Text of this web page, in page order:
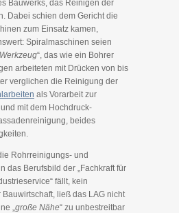
Bauwerks, das Reinigen der
Dabei schien dem Gericht die
zum Einsatz kamen,
Spiralmaschinen seien
“, das wie ein Bohrer
arbeiteten mit Drücken von bis
verglichen die Reinigung der
als Vorarbeit zur
mit dem Hochdruck-
beides
Rohrreinigungs- und
das Berufsbild der „Fachkraft für
fällt, kein
Bauwirtschaft, ließ das LAG nicht
„große Nähe“ zu unbestreitbar